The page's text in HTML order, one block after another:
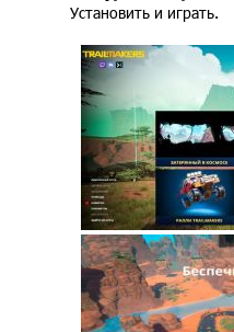
Установить и играть.